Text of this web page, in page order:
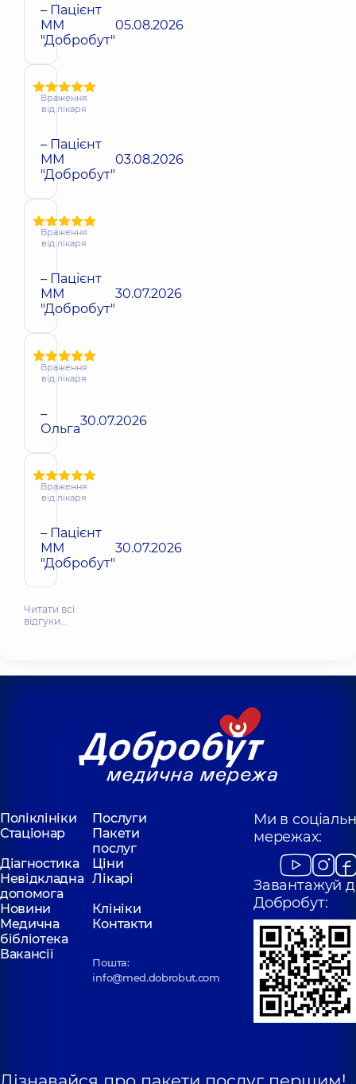
– Пацієнт
ММ
"Добробут"
05.08.2026
Враження
від лікаря
– Пацієнт
ММ
"Добробут"
03.08.2026
Враження
від лікаря
– Пацієнт
ММ
"Добробут"
30.07.2026
Враження
від лікаря
–
Ольга30.07.2026
Враження
від лікаря
– Пацієнт
ММ
"Добробут"
30.07.2026
Читати всі
відгуки…
Поліклініки
Послуги
Стаціонар
Пакети
послуг
Діагностика
Ціни
Невідкладна
допомога
Лікарі
Новини
Клініки
Медична
бібліотека
Контакти
Вакансії
Пошта:
info@med.dobrobut.com
Ми в
мережах:
Завантажуй
Добробут: